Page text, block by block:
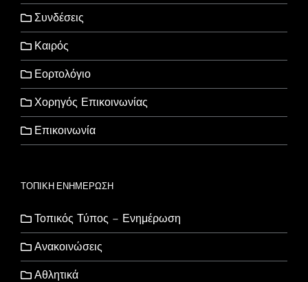
Συνδέσεις
Καιρός
Εορτολόγιο
Χορηγός Επικοινωνίας
Επικοινωνία
ΤΟΠΙΚΗ ΕΝΗΜΕΡΩΣΗ
Τοπικός Τύπος – Ενημέρωση
Ανακοινώσεις
Αθλητικά